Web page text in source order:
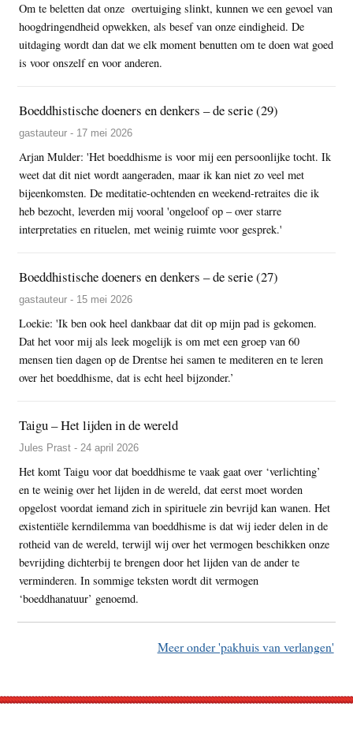
Om te beletten dat onze overtuiging slinkt, kunnen we een gevoel van
hoogdringendheid opwekken, als besef van onze eindigheid. De
uitdaging wordt dan dat we elk moment benutten om te doen wat goed
is voor onszelf en voor anderen.
Boeddhistische doeners en denkers – de serie (29)
gastauteur - 17 mei 2026
Arjan Mulder: 'Het boeddhisme is voor mij een persoonlijke tocht. Ik
weet dat dit niet wordt aangeraden, maar ik kan niet zo veel met
bijeenkomsten. De meditatie-ochtenden en weekend-retraites die ik
heb bezocht, leverden mij vooral 'ongeloof op – over starre
interpretaties en rituelen, met weinig ruimte voor gesprek.'
Boeddhistische doeners en denkers – de serie (27)
gastauteur - 15 mei 2026
Loekie: 'Ik ben ook heel dankbaar dat dit op mijn pad is gekomen.
Dat het voor mij als leek mogelijk is om met een groep van 60
mensen tien dagen op de Drentse hei samen te mediteren en te leren
over het boeddhisme, dat is echt heel bijzonder.’
Taigu – Het lijden in de wereld
Jules Prast - 24 april 2026
Het komt Taigu voor dat boeddhisme te vaak gaat over ‘verlichting’
en te weinig over het lijden in de wereld, dat eerst moet worden
opgelost voordat iemand zich in spirituele zin bevrijd kan wanen. Het
existentiële kerndilemma van boeddhisme is dat wij ieder delen in de
rotheid van de wereld, terwijl wij over het vermogen beschikken onze
bevrijding dichterbij te brengen door het lijden van de ander te
verminderen. In sommige teksten wordt dit vermogen
‘boeddhanatuur’ genoemd.
Meer onder 'pakhuis van verlangen'